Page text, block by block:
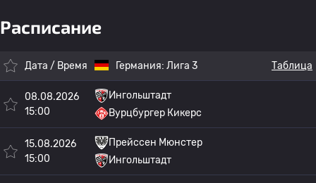
Расписание
Дата / Время Германия: Лига 3 Таблица
08.08.2026
15:00
Ингольштадт
Вурцбургер Кикерс
15.08.2026
15:00
Прейссен Мюнстер
Ингольштадт